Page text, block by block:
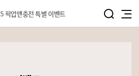
픽업앤충전 특별 이벤트